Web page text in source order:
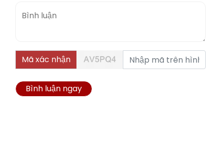
Mã xác nhận
Bình luận ngay